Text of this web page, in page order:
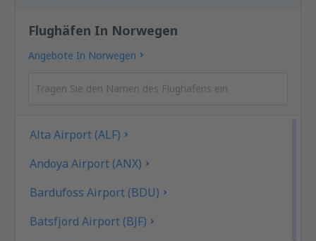
Flughäfen In Norwegen
Angebote In Norwegen
Alta Airport (ALF)
Andoya Airport (ANX)
Bardufoss Airport (BDU)
Batsfjord Airport (BJF)